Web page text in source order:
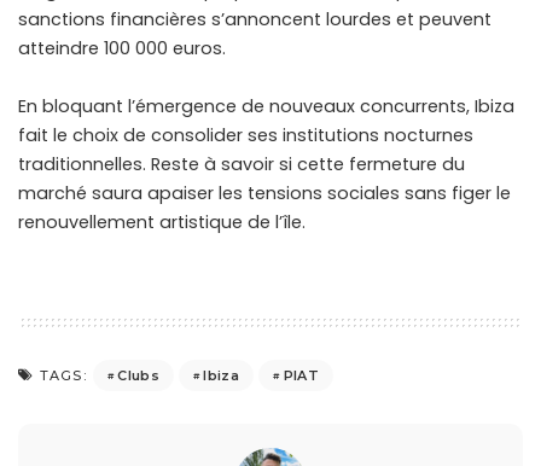
sanctions financières s’annoncent lourdes et peuvent
atteindre 100 000 euros.
En bloquant l’émergence de nouveaux concurrents, Ibiza
fait le choix de consolider ses institutions nocturnes
traditionnelles. Reste à savoir si cette fermeture du
marché saura apaiser les tensions sociales sans figer le
renouvellement artistique de l’île.
TAGS: Clubs Ibiza PIAT